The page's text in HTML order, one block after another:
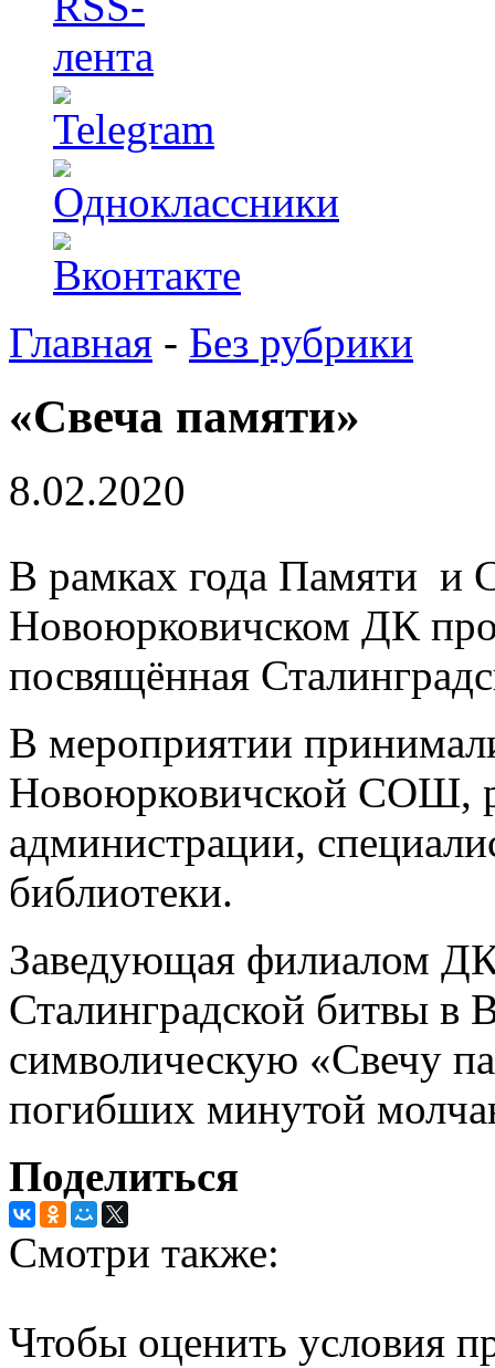
Главная - Без рубрики
«Свеча памяти»
8.02.2020
В рамках года Памяти и
Новоюрковичском ДК
посвящённая
В мероприятии
Новоюрковичской СОШ,
администрации,
библиотеки.
Заведующая филиалом
Сталинградской битвы в
символическую «Свечу
погибших минутой
Поделиться
Смотри также:
Чтобы оценить условия